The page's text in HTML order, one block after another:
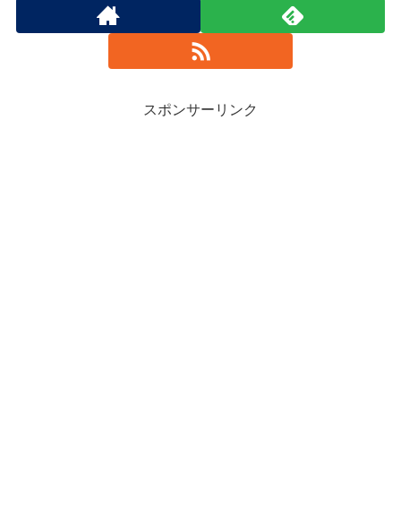
スポンサーリンク